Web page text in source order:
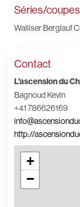
Séries/
Walliser Berglauf
Contact
L'ascension du
Bagnoud Kevin
+41 786626169
http://
+
−